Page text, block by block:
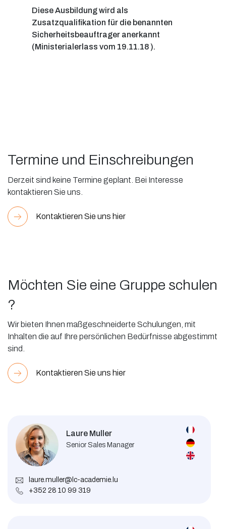
Diese Ausbildung wird als
Zusatzqualifikation für die benannten
Sicherheitsbeauftrager anerkannt
(Ministerialerlass vom 19.11.18 ).
Termine und Einschreibungen
Derzeit sind keine Termine geplant. Bei Interesse
kontaktieren Sie uns.
Kontaktieren Sie uns hier
Möchten Sie eine Gruppe schulen
?
Wir bieten Ihnen maßgeschneiderte Schulungen, mit
Inhalten die auf Ihre persönlichen Bedürfnisse abgestimmt
sind.
Kontaktieren Sie uns hier
Laure Muller
Senior Sales Manager
laure.muller@lc-academie.lu
+352 28 10 99 319